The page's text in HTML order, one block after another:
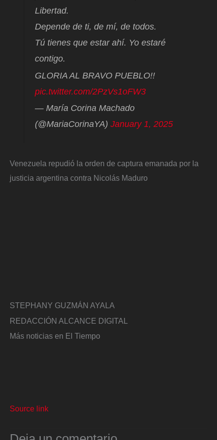
Libertad.
Depende de ti, de mí, de todos.
Tú tienes que estar ahí. Yo estaré
contigo.
GLORIA AL BRAVO PUEBLO!!
pic.twitter.com/2PzVs1oFW3
— María Corina Machado
(@MariaCorinaYA)January 1, 2025
Venezuela repudió la orden de captura emanada por la
justicia argentina contra Nicolás Maduro
STEPHANY GUZMÁN AYALA
REDACCIÓN ALCANCE DIGITAL
Más noticias en El Tiempo
Source link